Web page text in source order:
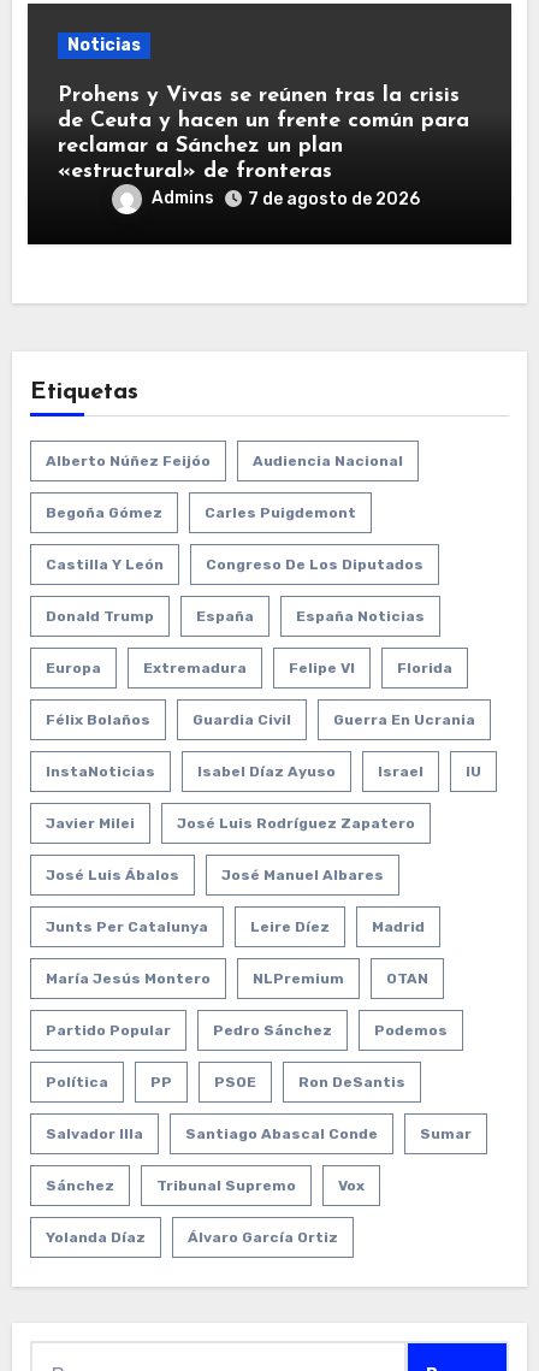
Noticias
Prohens y Vivas se reúnen tras la crisis
de Ceuta y hacen un frente común para
reclamar a Sánchez un plan
«estructural» de fronteras
Admins 7 de agosto de 2026
Etiquetas
Alberto Núñez Feijóo Audiencia Nacional
Begoña Gómez Carles Puigdemont
Castilla Y León Congreso De Los Diputados
Donald Trump España España Noticias
Europa Extremadura Felipe VI Florida
Félix Bolaños Guardia Civil Guerra En Ucrania
InstaNoticias Isabel Díaz Ayuso Israel IU
Javier Milei José Luis Rodríguez Zapatero
José Luis Ábalos José Manuel Albares
Junts Per Catalunya Leire Díez Madrid
María Jesús Montero NLPremium OTAN
Partido Popular Pedro Sánchez Podemos
Política PP PSOE Ron DeSantis
Salvador Illa Santiago Abascal Conde Sumar
Sánchez Tribunal Supremo Vox
Yolanda Díaz Álvaro García Ortiz